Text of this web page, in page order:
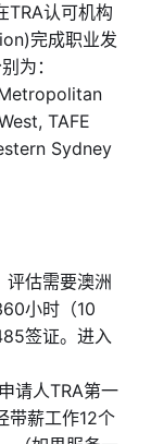
TRA认可机构
完成职业发
为：
TAFE
Sydney
估需要澳洲
小时（10
签证。进入
请人TRA第一
带薪工作12个